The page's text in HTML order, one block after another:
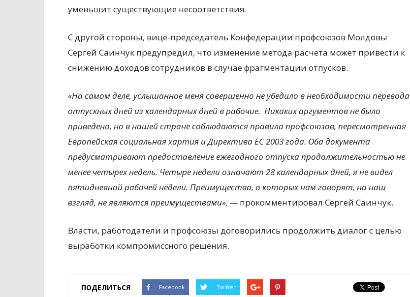
уменьшит существующие несоответствия.
С другой стороны, вице-председатель Конфедерации профсоюзов Молдовы
Сергей Саинчук предупредил, что изменение метода расчета может привести к
снижению доходов сотрудников в случае фрагментации отпусков.
«На самом деле, услышанное меня совершенно не убедило в необходимости перевода
отпускных дней из календарных дней в рабочие. Никаких аргументов не было
приведено, но в нашей стране соблюдаются правила профсоюзов, пересмотренная
Европейская социальная хартия и Директива ЕС 2003 года. Оба документа
предусматривают предоставление ежегодного отпуска продолжительностью не
менее четырех недель. Четыре недели означают 28 календарных дней, я не видел
пятидневной рабочей недели. Преимущества, о которых нам говорят, на наш
взгляд, не являются преимуществами», — прокомментировал Сергей Саинчук.
Власти, работодатели и профсоюзы договорились продолжить диалог с целью
выработки компромиссного решения.
ПОДЕЛИТЬСЯ Facebook Twitter